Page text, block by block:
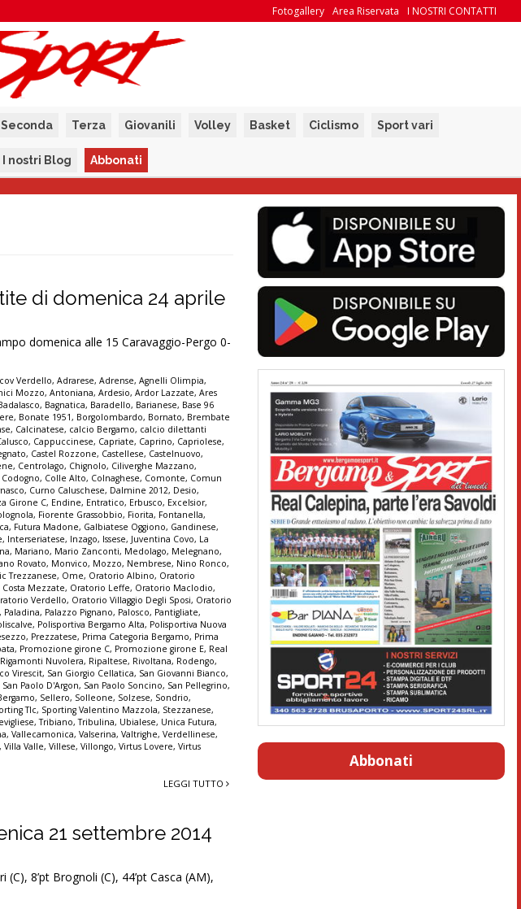
I NOSTRI CONTATTI
Area Riservata
Fotogallery
Seconda Terza Giovanili Volley Basket Ciclismo Sport vari
I nostri Blog Abbonati
di domenica 24 aprile
domenica alle 15 Caravaggio-Pergo 0-
Verdello,Adrarese,Adrense,Agnelli Olimpia,
Mozzo,Antoniana,Ardesio,Ardor Lazzate,Ares
, Bagnatica, Baradello, Barianese, Base 96
, Bonate 1951, Borgolombardo, Bornato, Brembate
, Calcinatese, calcio Bergamo, calcio dilettanti
, Cappuccinese, Capriate, Caprino, Capriolese,
, Castel Rozzone, Castellese, Castelnuovo,
, Centrolago, Chignolo, Ciliverghe Mazzano,
Codogno, Colle Alto, Colnaghese, Comonte, Comun
, Curno Caluschese, Dalmine 2012, Desio,
Girone C, Endine, Entratico, Erbusco, Excelsior,
, Fiorente Grassobbio, Fiorita, Fontanella,
, Futura Madone, Galbiatese Oggiono, Gandinese,
, Interseriatese, Inzago, Issese, Juventina Covo, La
, Mariano, Mario Zanconti, Medolago, Melegnano,
Rovato, Monvico, Mozzo, Nembrese, Nino Ronco,
Trezzanese, Ome, Oratorio Albino, Oratorio
Mezzate, Oratorio Leffe, Oratorio Maclodio,
Verdello, Oratorio Villaggio Degli Sposi, Oratorio
, Paladina, Palazzo Pignano, Palosco, Pantigliate,
, Polisportiva Bergamo Alta, Polisportiva Nuova
, Prezzatese, Prima Categoria Bergamo, Prima
, Promozione girone C, Promozione girone E, Real
Rigamonti Nuvolera, Ripaltese, Rivoltana, Rodengo,
Virescit, San Giorgio Cellatica, San Giovanni Bianco,
San Paolo D'Argon, San Paolo Soncino, San Pellegrino,
, Sellero, Solleone, Solzese, Sondrio,
Tlc, Sporting Valentino Mazzola, Stezzanese,
,Tribiano,Tribulina, Ubialese, Unica Futura,
,Vallecamonica,Valserina,Valtrighe,Verdellinese,
,Villa Valle,Villese,Villongo,Virtus Lovere,Virtus
LEGGI TUTTO
21 settembre 2014
8’pt Brognoli (C), 44’pt Casca (AM),
Abbonati